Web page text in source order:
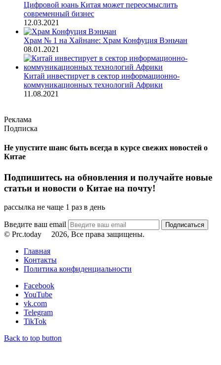
Цифровой юань Китая может переосмыслить
современный бизнес
12.03.2021
Храм № 1 на Хайнане: Храм Конфуция Вэньчан
08.01.2021
Китай инвестирует в сектор информационно-
коммуникационных технологий Африки
11.08.2021
Реклама
Подписка
Не упустите шанс быть всегда в курсе свежих новостей о
Китае
Подпишитесь на обновления и получайте новые
статьи и новости о Китае на почту!
рассылка не чаще 1 раз в день
Введите ваш email
© Prc.today
2026, Все права защищены.
Главная
Контакты
Политика конфиденциальности
Facebook
YouTube
vk.com
Telegram
TikTok
Back to top button